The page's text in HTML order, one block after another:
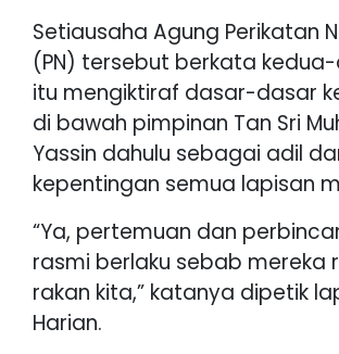
Setiausaha Agung Perikatan
(PN) tersebut berkata
itu mengiktiraf dasar-dasar
di bawah pimpinan Tan Sri
Yassin dahulu sebagai adil
kepentingan semua lapisan
“Ya, pertemuan dan
rasmi berlaku sebab mereka
rakan kita,” katanya dipetik
Harian.